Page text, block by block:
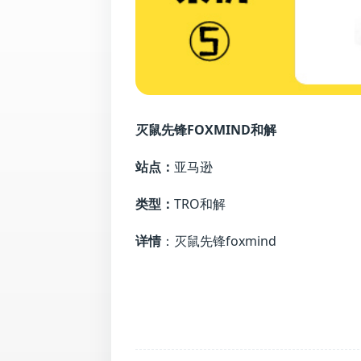
灭鼠先锋FOXMIND和解
站点： 亚马逊
类型： TRO和解
详情：灭鼠先锋foxmind